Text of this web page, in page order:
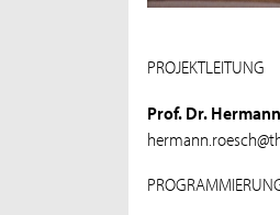
PROJEKTLEITUNG
Prof. Dr.